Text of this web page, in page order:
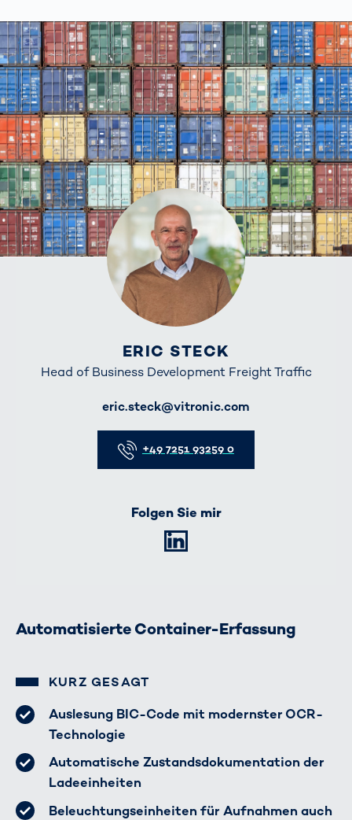
ERIC STECK
Head of Business Development Freight Traffic
eric.steck@vitronic.com
+49 7251 93259 0
Folgen Sie mir
Automatisierte Container-Erfassung
KURZ GESAGT
Auslesung BIC-Code mit modernster OCR-
Technologie
Automatische Zustandsdokumentation der
Ladeeinheiten
Beleuchtungseinheiten für Aufnahmen auch